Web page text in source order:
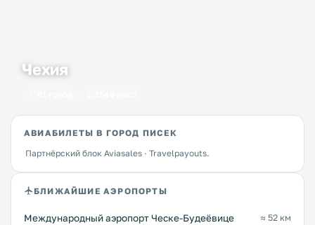
Чехия
АВИАБИЛЕТЫ В ГОРОД ПИСЕК
Партнёрский блок Aviasales · Travelpayouts.
БЛИЖАЙШИЕ АЭРОПОРТЫ
Международный аэропорт Ческе-Будеёвице
≈ 52 км